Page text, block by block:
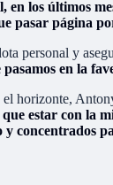
los últimos
pasar página
personal y
en la
horizonte,
estar con la
y concentrados